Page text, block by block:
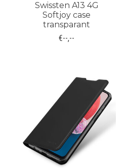
Swissten A13 4G
Softjoy case
transparant
€--,--